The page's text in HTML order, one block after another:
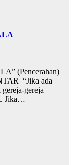
(Pencerahan)
“Jika ada
gereja
Jika…